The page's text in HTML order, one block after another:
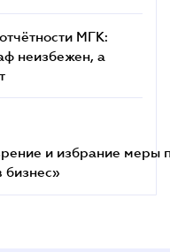
МГК:
неизбежен, а
и избрание меры
бизнес»